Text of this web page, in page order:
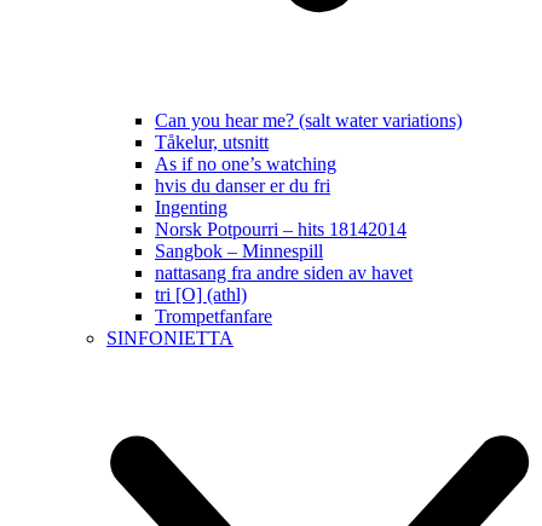
Can you hear me? (salt water variations)
Tåkelur, utsnitt
As if no one’s watching
hvis du danser er du fri
Ingenting
Norsk Potpourri – hits 18142014
Sangbok – Minnespill
nattasang fra andre siden av havet
tri [O] (athl)
Trompetfanfare
SINFONIETTA